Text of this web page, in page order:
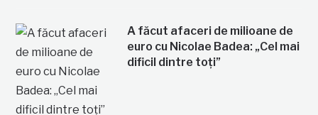
A făcut afaceri de milioane de
euro cu Nicolae Badea: „Cel mai
dificil dintre toți”